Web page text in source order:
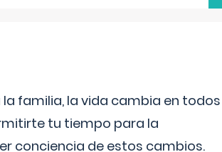
familia, la vida cambia en todos
tu tiempo para la
conciencia de estos cambios.